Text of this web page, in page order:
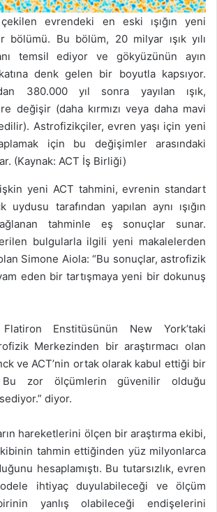
evrendeki en eski ışığın yeni
bölümü. Bu bölüm, 20 milyar ışık yılı
temsil ediyor ve gökyüzünün ayın
denk gelen bir boyutla kapsıyor.
380.000 yıl sonra yayılan ışık,
değişir (daha kırmızı veya daha mavi
Astrofizikçiler, evren yaşı için yeni
için bu değişimler arasındaki
(Kaynak: ACT İş Birliği)
yeni ACT tahmini, evrenin standart
tarafından yapılan aynı ışığın
tahminle eş sonuçlar sunar.
bulgularla ilgili yeni makalelerden
Simone Aiola: “Bu sonuçlar, astrofizik
eden bir tartışmaya yeni bir dokunuş
Enstitüsünün New York’taki
Merkezinden bir araştırmacı olan
ve ACT’nin ortak olarak kabul ettiği bir
zor ölçümlerin güvenilir olduğu
diyor.
hareketlerini ölçen bir araştırma ekibi,
tahmin ettiğinden yüz milyonlarca
hesaplamıştı. Bu tutarsızlık, evren
ihtiyaç duyulabileceği ve ölçüm
yanlış olabileceği endişelerini